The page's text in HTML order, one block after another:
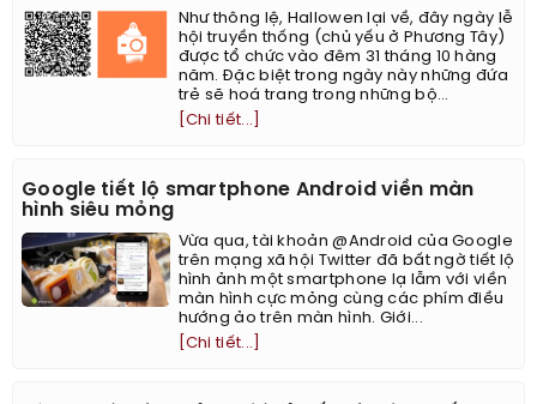
Như thông lệ, Hallowen lại về, đây ngày lễ
hội truyền thống (chủ yếu ở Phương Tây)
được tổ chức vào đêm 31 tháng 10 hàng
năm. Đặc biệt trong ngày này những đứa
trẻ sẽ hoá trang trong những bộ...
[Chi tiết...]
Google tiết lộ smartphone Android viền màn
hình siêu mỏng
Vừa qua, tài khoản @Android của Google
trên mạng xã hội Twitter đã bất ngờ tiết lộ
hình ảnh một smartphone lạ lẫm với viền
màn hình cực mỏng cùng các phím điều
hướng ảo trên màn hình. Giới...
[Chi tiết...]